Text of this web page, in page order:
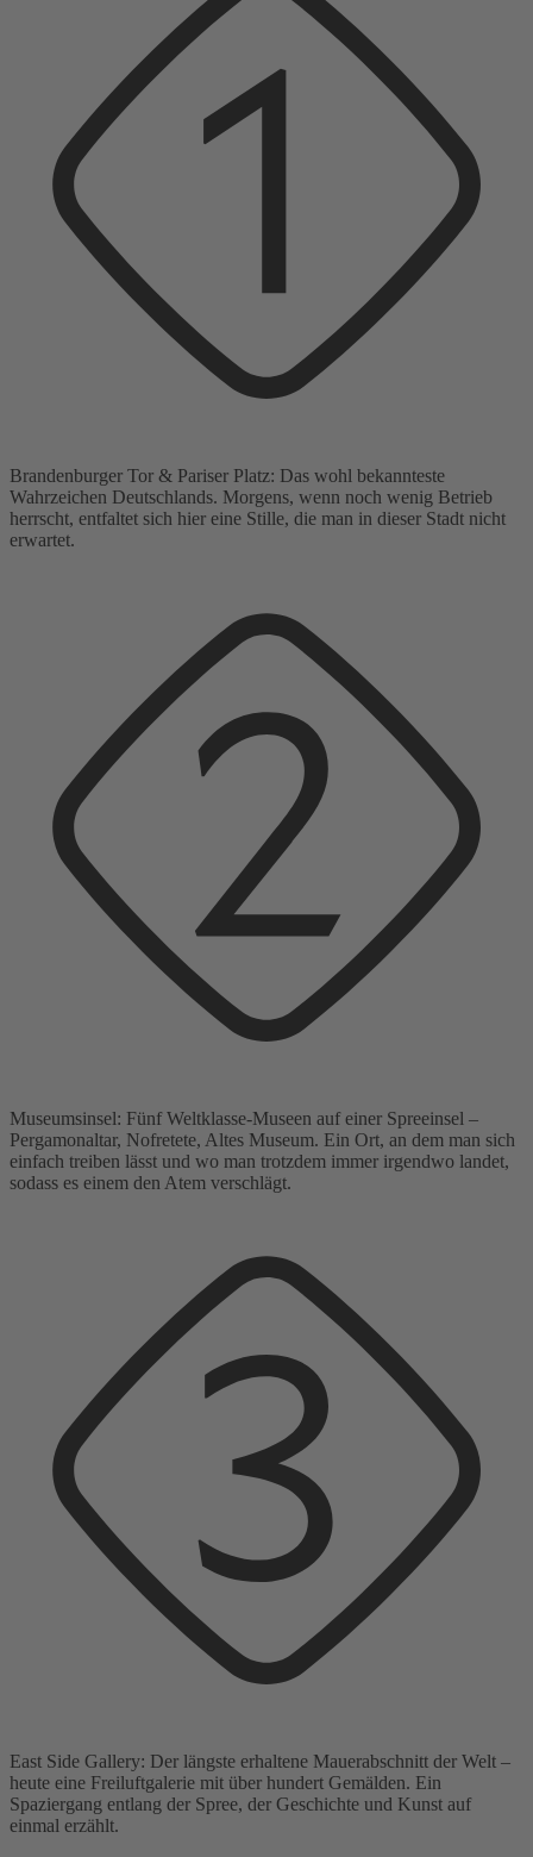
Brandenburger Tor & Pariser Platz: Das wohl bekannteste
Wahrzeichen Deutschlands. Morgens, wenn noch wenig Betrieb
herrscht, entfaltet sich hier eine Stille, die man in dieser Stadt nicht
erwartet.
Museumsinsel: Fünf Weltklasse-Museen auf einer Spreeinsel –
Pergamonaltar, Nofretete, Altes Museum. Ein Ort, an dem man sich
einfach treiben lässt und wo man trotzdem immer irgendwo landet,
sodass es einem den Atem verschlägt.
East Side Gallery: Der längste erhaltene Mauerabschnitt der Welt –
heute eine Freiluftgalerie mit über hundert Gemälden. Ein
Spaziergang entlang der Spree, der Geschichte und Kunst auf
einmal erzählt.